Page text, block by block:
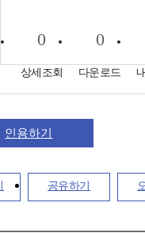
0
상세조회
0
다운로드
인용하기
공유하기